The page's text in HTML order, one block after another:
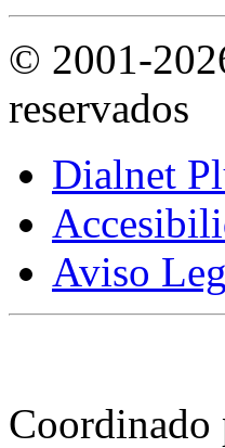
© 2001-
reservados
Dialnet
Aviso
Coordinado